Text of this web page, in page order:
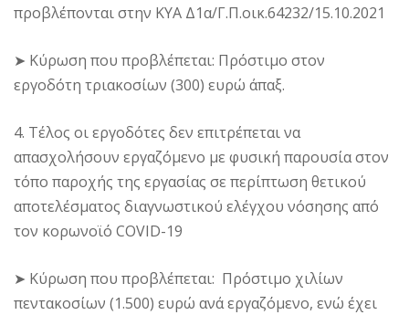
προβλέπονται στην ΚΥΑ Δ1α/Γ.Π.οικ.64232/15.10.2021
➤ Κύρωση που προβλέπεται: Πρόστιμο στον
εργοδότη τριακοσίων (300) ευρώ άπαξ.
4. Τέλος οι εργοδότες δεν επιτρέπεται να
απασχολήσουν εργαζόμενο με φυσική παρουσία στον
τόπο παροχής της εργασίας σε περίπτωση θετικού
αποτελέσματος διαγνωστικού ελέγχου νόσησης από
τον κορωνοϊό COVID-19
➤ Κύρωση που προβλέπεται: Πρόστιμο χιλίων
πεντακοσίων (1.500) ευρώ ανά εργαζόμενο, ενώ έχει